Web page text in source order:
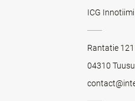
ICG Innotiimi
Rantatie 121
04310